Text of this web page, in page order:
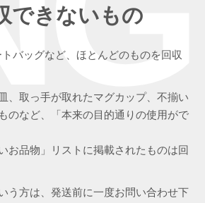
できないもの
バッグなど、ほとんどのものを回収
、取っ手が取れたマグカップ、不揃い
のなど、「本来の目的通りの使用がで
お品物」リストに掲載されたものは回
う方は、発送前に一度お問い合わせ下